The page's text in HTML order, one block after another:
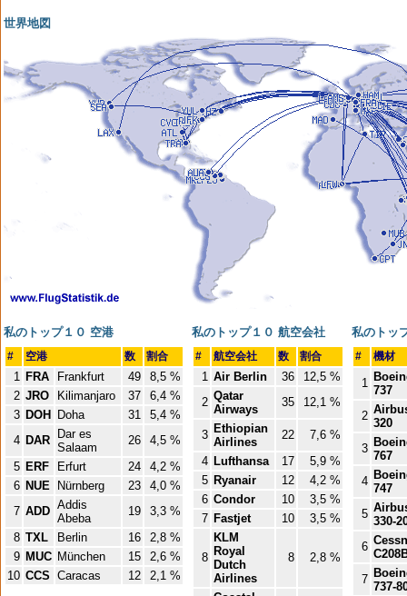
世界地図
私のトップ１０ 空港
# 空港 数 割合
1 FRA Frankfurt 49
8,5 %
2 JRO Kilimanjaro 37
6,4 %
3 DOH Doha 31
5,4 %
4 DAR
Dar es
Salaam
26
4,5 %
5 ERF Erfurt 24
4,2 %
6 NUE Nürnberg 23
4,0 %
7 ADD Addis
Abeba
19
3,3 %
8 TXL Berlin 16
2,8 %
9 MUC München 15
2,6 %
10 CCS Caracas 12 2,1 %
私のトップ１０ 航空会社
# 航空会社 数 割合
1 Air Berlin 36
12,5 %
2 Qatar
Airways
35 12,1 %
3 Ethiopian
Airlines
22
7,6 %
4 Lufthansa 17
5,9 %
5 Ryanair 12
4,2 %
6 Condor 10
3,5 %
7 Fastjet 10 3,5 %
8
KLM
Royal
Dutch
Airlines
8 2,8 %
私のトッ
# 機材
1
737
2
320
3
767
4
747
5
330-
6
7
737-